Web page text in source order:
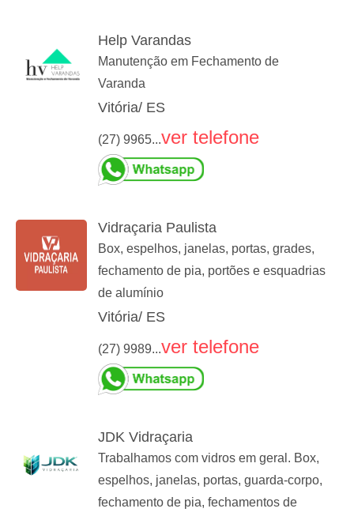
Help Varandas
Manutenção em Fechamento de
Varanda
Vitória/ ES
(27) 9965...ver telefone
Vidraçaria Paulista
Box, espelhos, janelas, portas, grades,
fechamento de pia, portões e esquadrias
de alumínio
Vitória/ ES
(27) 9989...ver telefone
JDK Vidraçaria
Trabalhamos com vidros em geral. Box,
espelhos, janelas, portas, guarda-corpo,
fechamento de pia, fechamentos de